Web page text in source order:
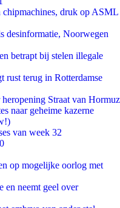
druk op ASML
desinformatie, Noorwegen
betrapt bij stelen illegale
rust terug in Rotterdamse
Straat van Hormuz
naar geheime kazerne
van week 32
op mogelijke oorlog met
en neemt geel over